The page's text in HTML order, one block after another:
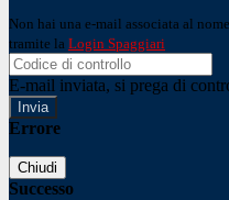
Non hai una e-mail associata al
tramite la Login Spaggiari
E-mail inviata, si prega di
Errore
Chiudi
Successo